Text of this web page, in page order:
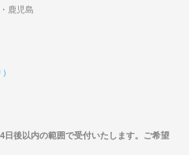
鹿児島
後以内の範囲で受付いたします。ご希望